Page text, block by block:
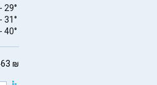
29°
31°
40°
₪